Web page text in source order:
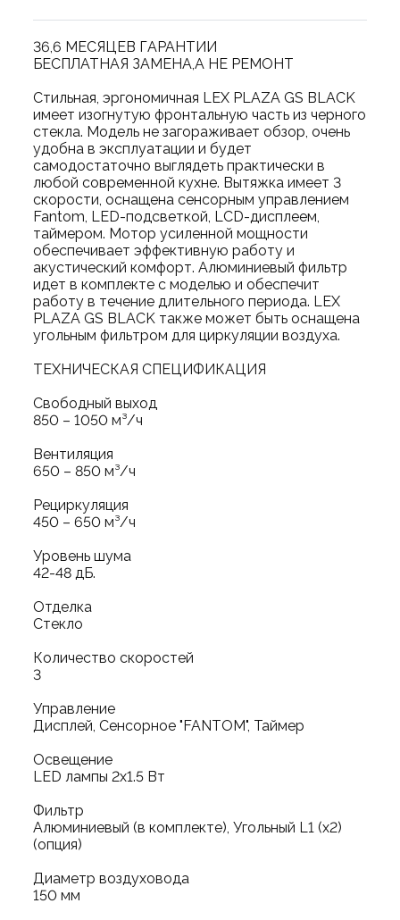
36,6 МЕСЯЦЕВ ГАРАНТИИ
БЕСПЛАТНАЯ ЗАМЕНА,А НЕ РЕМОНТ
Стильная, эргономичная LEX PLAZA GS BLACK
имеет изогнутую фронтальную часть из черного
стекла. Модель не загораживает обзор, очень
удобна в эксплуатации и будет
самодостаточно выглядеть практически в
любой современной кухне. Вытяжка имеет 3
скорости, оснащена сенсорным управлением
Fantom, LED-подсветкой, LCD-дисплеем,
таймером. Мотор усиленной мощности
обеспечивает эффективную работу и
акустический комфорт. Алюминиевый фильтр
идет в комплекте с моделью и обеспечит
работу в течение длительного периода. LEX
PLAZA GS BLACK также может быть оснащена
угольным фильтром для циркуляции воздуха.
ТЕХНИЧЕСКАЯ СПЕЦИФИКАЦИЯ
Свободный выход
850 – 1050 м³/ч
Вентиляция
650 – 850 м³/ч
Рециркуляция
450 – 650 м³/ч
Уровень шума
42-48 дБ.
Отделка
Стекло
Количество скоростей
3
Управление
Дисплей, Сенсорное "FANTOM", Таймер
Освещение
LED лампы 2х1.5 Вт
Фильтр
Алюминиевый (в комплекте), Угольный L1 (х2)
(опция)
Диаметр воздуховода
150 мм